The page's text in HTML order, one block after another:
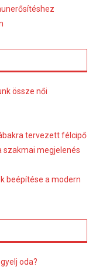
össze női
tervezett félcipő
szakmai megjelenés
beépítése a modern
oda?